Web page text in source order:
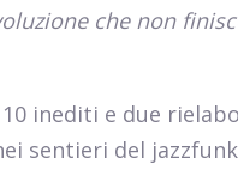
che non
inediti e due
sentieri del